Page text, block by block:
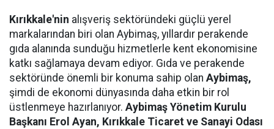
Kırıkkale'nin alışveriş sektöründeki güçlü yerel
markalarından biri olan Aybimaş, yıllardır perakende
gıda alanında sunduğu hizmetlerle kent ekonomisine
katkı sağlamaya devam ediyor. Gıda ve perakende
sektöründe önemli bir konuma sahip olan Aybimaş,
şimdi de ekonomi dünyasında daha etkin bir rol
üstlenmeye hazırlanıyor. Aybimaş Yönetim Kurulu
Başkanı Erol Ayan, Kırıkkale Ticaret ve Sanayi Odası